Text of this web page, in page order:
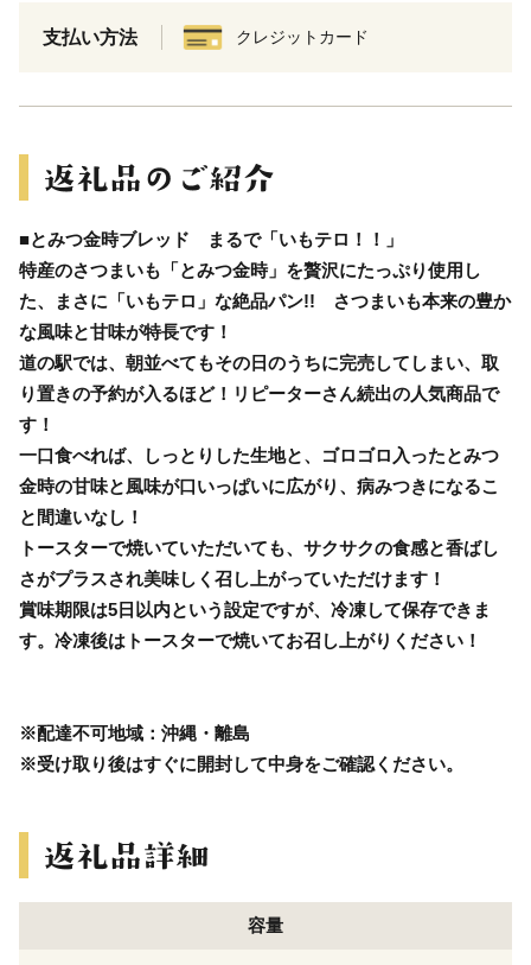
支払い方法 クレジットカード
■とみつ金時ブレッド まるで「いもテロ！！」
特産のさつまいも「とみつ金時」を贅沢にたっぷり使用し
た、まさに「いもテロ」な絶品パン!! さつまいも本来の豊か
な風味と甘味が特長です！
道の駅では、朝並べてもその日のうちに完売してしまい、取
り置きの予約が入るほど！リピーターさん続出の人気商品で
す！
一口食べれば、しっとりした生地と、ゴロゴロ入ったとみつ
金時の甘味と風味が口いっぱいに広がり、病みつきになるこ
と間違いなし！
トースターで焼いていただいても、サクサクの食感と香ばし
さがプラスされ美味しく召し上がっていただけます！
賞味期限は5日以内という設定ですが、冷凍して保存できま
す。冷凍後はトースターで焼いてお召し上がりください！
※配達不可地域：沖縄・離島
※受け取り後はすぐに開封して中身をご確認ください。
容量